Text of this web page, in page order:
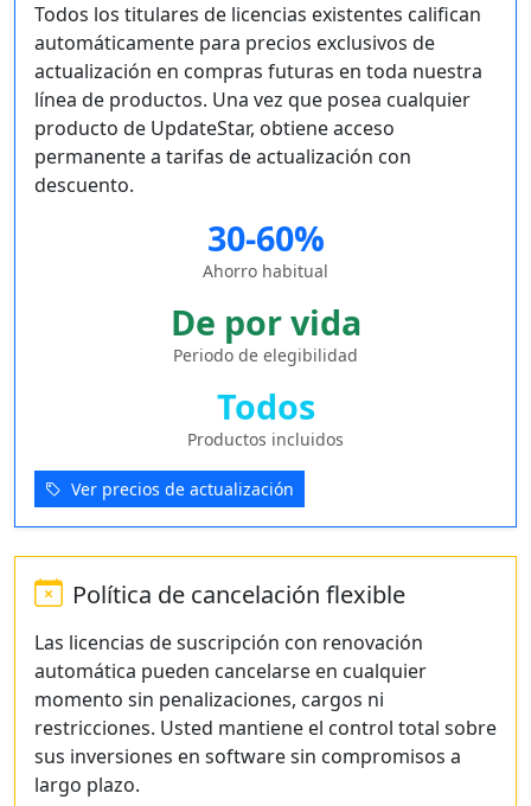
Todos los titulares de licencias existentes califican
automáticamente para precios exclusivos de
actualización en compras futuras en toda nuestra
línea de productos. Una vez que posea cualquier
producto de UpdateStar, obtiene acceso
permanente a tarifas de actualización con
descuento.
30-60%
Ahorro habitual
De por vida
Periodo de elegibilidad
Todos
Productos incluidos
Ver precios de actualización
Política de cancelación flexible
Las licencias de suscripción con renovación
automática pueden cancelarse en cualquier
momento sin penalizaciones, cargos ni
restricciones. Usted mantiene el control total sobre
sus inversiones en software sin compromisos a
largo plazo.